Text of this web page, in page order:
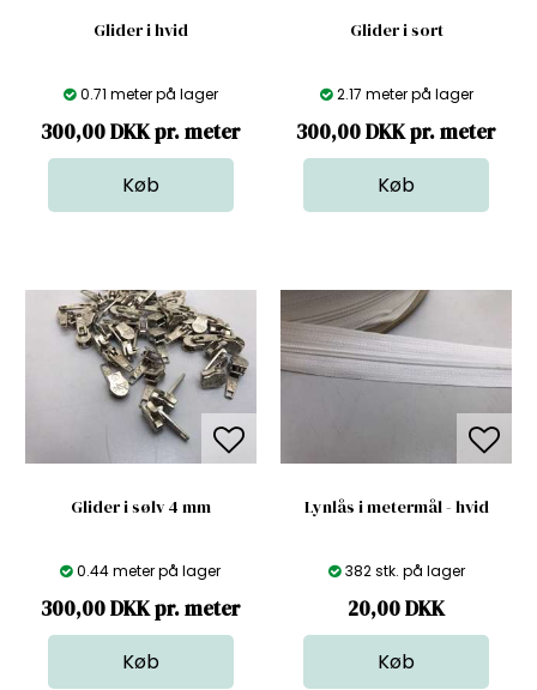
Glider i hvid
0.71 meter på lager
300,00 DKK pr. meter
Glider i sort
2.17 meter på lager
300,00 DKK pr. meter
Glider i sølv 4 mm
0.44 meter på lager
300,00 DKK pr. meter
Lynlås i metermål - hvid
382 stk. på lager
20,00DKK